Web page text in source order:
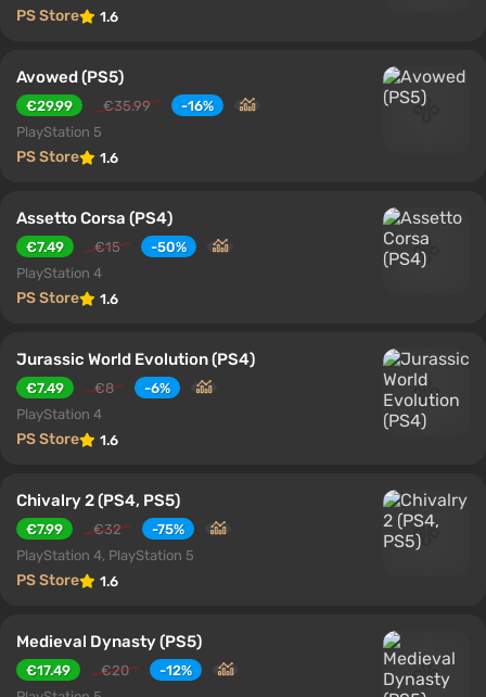
PS Store 1.6
Avowed (PS5)
€29.99 €35.99
-16%
PlayStation 5
PS Store 1.6
Assetto Corsa (PS4)
€7.49 €15
-50%
PlayStation 4
PS Store 1.6
Jurassic World Evolution (PS4)
€7.49 €8
-6%
PlayStation 4
PS Store 1.6
Chivalry 2 (PS4, PS5)
€7.99 €32
-75%
PlayStation 4, PlayStation 5
PS Store 1.6
Medieval Dynasty (PS5)
€17.49 €20
-12%